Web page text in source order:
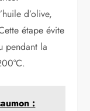
d’olive,
étape évite
pendant la
: